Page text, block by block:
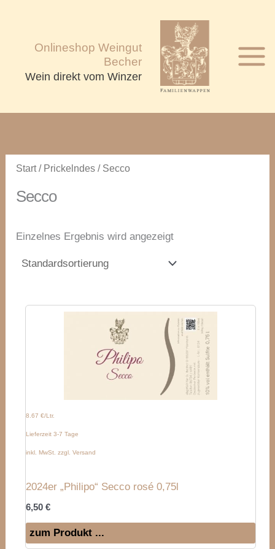
springenOnlineshop Weingut
Becher
Wein direkt vom Winzer
Start/ Prickelndes / Secco
Secco
Einzelnes Ergebnis wird angezeigt
8.67 €/Ltr.
Lieferzeit 3-7 Tage
inkl. MwSt. zzgl. Versand
2024er „Philipo“ Secco rosé 0,75l
6,50€
zum Produkt ...